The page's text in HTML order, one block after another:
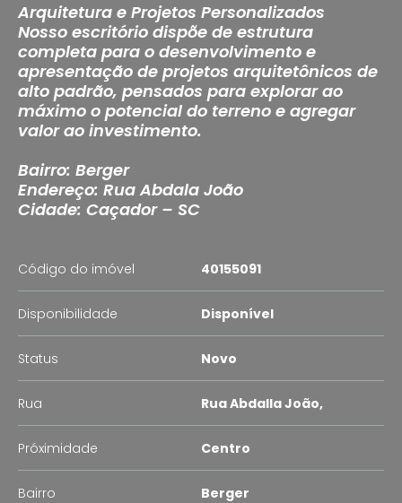
Arquitetura e Projetos Personalizados
Nosso escritório dispõe de estrutura
completa para o desenvolvimento e
apresentação de projetos arquitetônicos de
alto padrão, pensados para explorar ao
máximo o potencial do terreno e agregar
valor ao investimento.
Bairro: Berger
Endereço: Rua Abdala João
Cidade: Caçador – SC
Código do imóvel 40155091
Disponibilidade Disponível
Status Novo
Rua Rua Abdalla João,
Próximidade Centro
Bairro Berger